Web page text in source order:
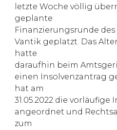
letzte Woche völlig
geplante
Finanzierungsrunde
Vantik geplatzt. Das
hatte
daraufhin beim
einen Insolvenzantrag
hat am
31.05.2022 die
angeordnet und
zum